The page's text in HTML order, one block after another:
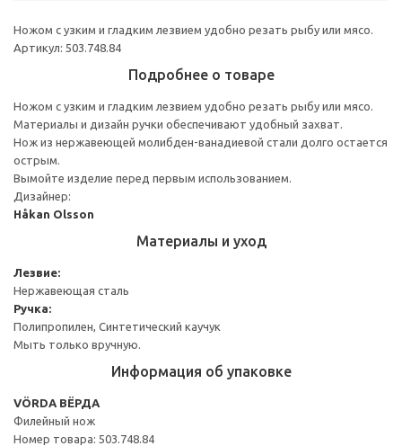
Ножом с узким и гладким лезвием удобно резать рыбу или мясо.
Артикул: 503.748.84
Подробнее о товаре
Ножом с узким и гладким лезвием удобно резать рыбу или мясо.
Материалы и дизайн ручки обеспечивают удобный захват.
Нож из нержавеющей молибден-ванадиевой стали долго остается
острым.
Вымойте изделие перед первым использованием.
Дизайнер:
Håkan Olsson
Материалы и уход
Лезвие:
Нержавеющая сталь
Ручка:
Полипропилен, Синтетический каучук
Мыть только вручную.
Информация об упаковке
VÖRDA ВЁРДА
Филейный нож
Номер товара: 503.748.84